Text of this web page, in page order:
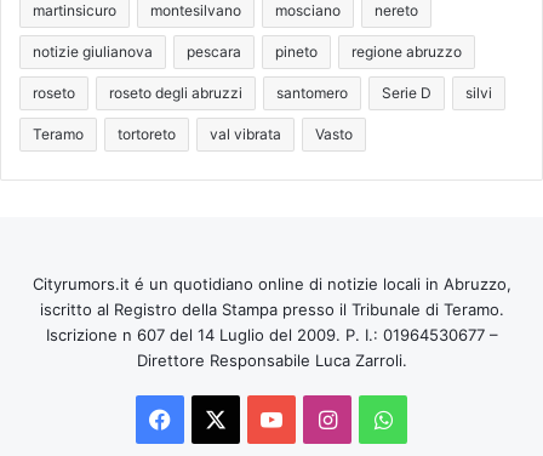
martinsicuro montesilvano mosciano nereto
notizie giulianova pescara pineto regione abruzzo
roseto roseto degli abruzzi santomero Serie D silvi
Teramo tortoreto val vibrata Vasto
Cityrumors.it é un quotidiano online di notizie locali in Abruzzo,
iscritto al Registro della Stampa presso il Tribunale di Teramo.
Iscrizione n 607 del 14 Luglio del 2009. P. I.: 01964530677 –
Direttore Responsabile Luca Zarroli.
Facebook
You InstagramWhatsApp